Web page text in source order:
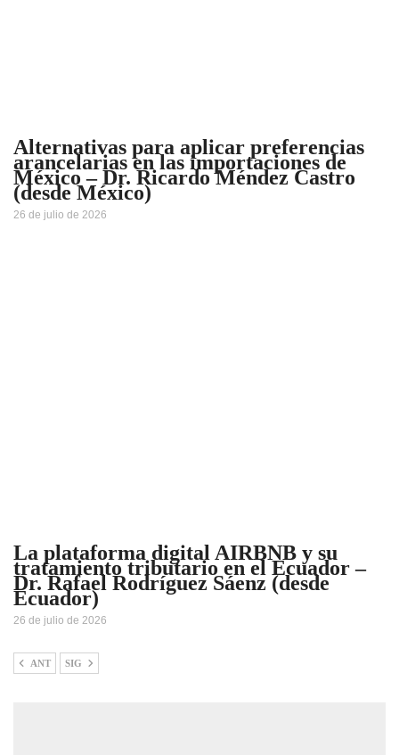
Alternativas para aplicar preferencias
arancelarias en las importaciones de
México – Dr. Ricardo Méndez Castro
(desde México)
26 de julio de 2026
La plataforma digital AIRBNB y su
tratamiento tributario en el Ecuador –
Dr. Rafael Rodríguez Sáenz (desde
Ecuador)
26 de julio de 2026
ANT SIG